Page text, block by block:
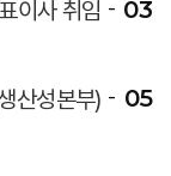
기어류
03
이사 취임
05
산성본부)